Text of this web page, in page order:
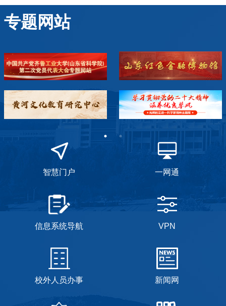
专题网站
智慧门户 一网通
信息系统导航 VPN
校外人员办事 新闻网